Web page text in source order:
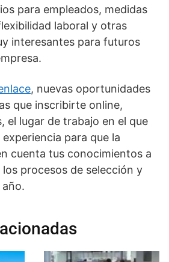
para empleados, medidas
laboral y otras
interesantes para futuros
, nuevas oportunidades
que inscribirte online,
el lugar de trabajo en el que
para que la
cuenta tus conocimientos a
procesos de selección y